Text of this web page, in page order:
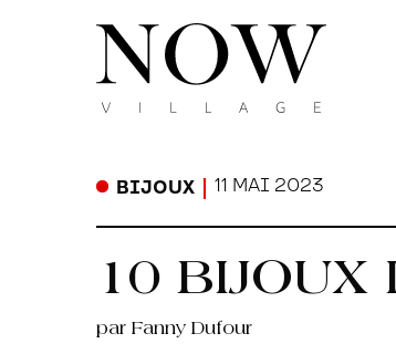
BIJOUX 11 MAI 2023
10 BIJOUX
par Fanny Dufour